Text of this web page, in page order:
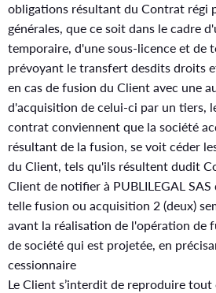
obligations résultant du Contrat régi
générales, que ce soit dans le cadre
temporaire, d'une sous-licence et de
prévoyant le transfert desdits droits
en cas de fusion du Client avec une
d'acquisition de celui-ci par un tiers,
contrat conviennent que la société
résultant de la fusion, se voit céder
du Client, tels qu'ils résultent dudit
Client de notifier à PUBLILEGAL
telle fusion ou acquisition 2 (deux)
avant la réalisation de l'opération de
de société qui est projetée, en
cessionnaire
Le Client s’interdit de reproduire